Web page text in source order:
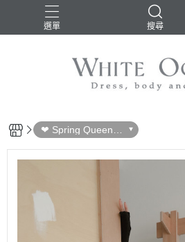
選單 搜尋
❤ Spring Queen S
ale